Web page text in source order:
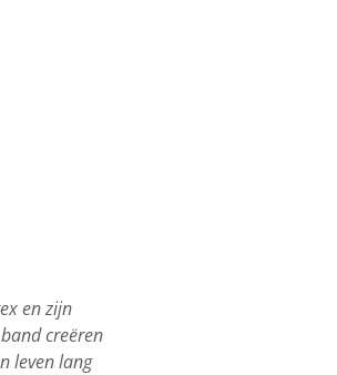
en zijn
creëren
leven lang